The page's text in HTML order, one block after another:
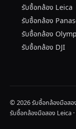
รับซื้อกล้อง Leica
รับซื้อกล้อง
รับซื้อกล้อง
รับซื้อกล้อง DJI
© 2026 รับซื้อกล้องมือส
รับซื้อกล้องมือสอง Leica